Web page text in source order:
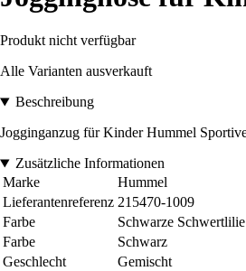
Produkt nicht verfügbar
Alle Varianten ausverkauft
Beschreibung
Jogginganzug für Kinder Hummel
Zusätzliche Informationen
Marke
Hummel
Lieferantenreferenz 215470-1009
Farbe
Schwarze Schwertlilie
Farbe
Schwarz
Geschlecht
Gemischt